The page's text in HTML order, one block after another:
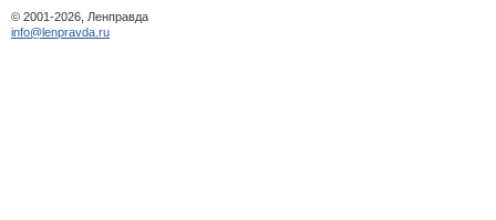
© 2001-2026, Ленправда
info@lenpravda.ru